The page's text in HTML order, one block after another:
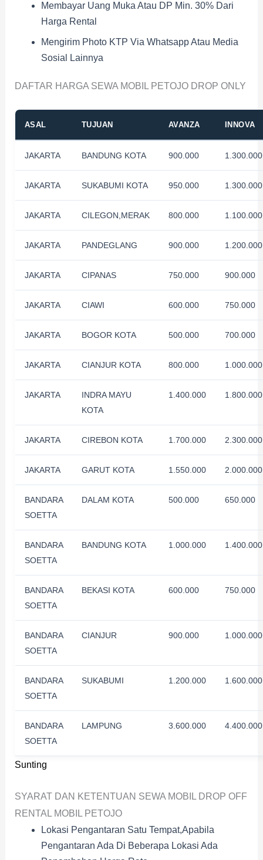
Membayar Uang Muka Atau DP Min. 30% Dari
Harga Rental
Mengirim Photo KTP Via Whatsapp Atau Media
Sosial Lainnya
DAFTAR HARGA SEWA MOBIL PETOJO DROP ONLY
Sunting
ASAL TUJUAN AVANZA INNOVA
JAKARTA BANDUNG KOTA 900.000 1.300.000
JAKARTA SUKABUMI KOTA 950.000 1.300.000
JAKARTA CILEGON,MERAK 800.000 1.100.000
JAKARTA PANDEGLANG 900.000 1.200.000
JAKARTA CIPANAS 750.000 900.000
JAKARTA CIAWI 600.000 750.000
JAKARTA BOGOR KOTA 500.000 700.000
JAKARTA CIANJUR KOTA 800.000 1.000.000
JAKARTA
INDRA MAYU
KOTA
1.400.000 1.800.000
JAKARTA CIREBON KOTA 1.700.000 2.300.000
JAKARTA GARUT KOTA 1.550.000 2.000.000
BANDARA
SOETTA
DALAM KOTA 500.000 650.000
BANDARA
SOETTA
BANDUNG KOTA 1.000.000 1.400.000
BANDARA
SOETTA
BEKASI KOTA 600.000 750.000
BANDARA
SOETTA
CIANJUR 900.000 1.000.000
BANDARA
SOETTA
SUKABUMI 1.200.000 1.600.000
BANDARA
SOETTA
LAMPUNG 3.600.000 4.400.000
SYARAT DAN KETENTUAN SEWA MOBIL DROP OFF
RENTAL MOBIL PETOJO
Lokasi Pengantaran Satu Tempat,apabila
Pengantaran Ada Di Beberapa Lokasi Ada